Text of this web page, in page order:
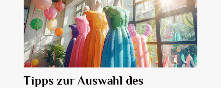
Tipps zur Auswahl des